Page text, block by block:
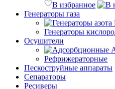
В избранное
Генераторы газа
Генераторы
Осушители
Рефрижераторные
Пескоструйные аппараты
Сепараторы
Ресиверы